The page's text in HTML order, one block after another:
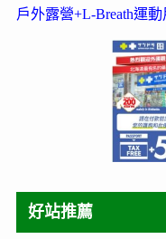
戶外露營+L-Breath運
好站推薦